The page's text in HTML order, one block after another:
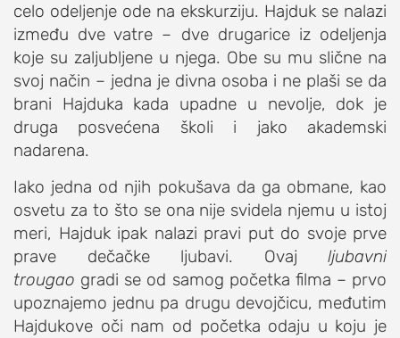
celo odeljenje ode na ekskurziju. Hajduk se nalazi
između dve vatre – dve drugarice iz odeljenja
koje su zaljubljene u njega. Obe su mu slične na
svoj način – jedna je divna osoba i ne plaši se da
brani Hajduka kada upadne u nevolje, dok je
druga posvećena školi i jako akademski
nadarena.
Iako jedna od njih pokušava da ga obmane, kao
osvetu za to što se ona nije svidela njemu u istoj
meri, Hajduk ipak nalazi pravi put do svoje prve
prave dečačke ljubavi. Ovaj ljubavni
trougao gradi se od samog početka filma – prvo
upoznajemo jednu pa drugu devojčicu, međutim
Hajdukove oči nam od početka odaju u koju je